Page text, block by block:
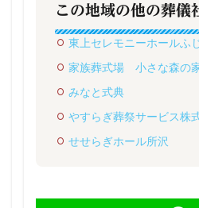
この地域の他の葬儀
東上セレモニーホールふ
家族葬式場 小さな森の
みなと式典
やすらぎ葬祭サービス株
せせらぎホール所沢